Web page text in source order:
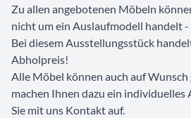
Zu allen angebotenen Möbeln
nicht um ein Auslaufmodell handelt
Bei diesem Ausstellungsstück
Abholpreis!
Alle Möbel können auch auf
machen Ihnen dazu ein individuelles
Sie mit uns Kontakt auf.